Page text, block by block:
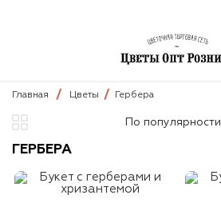
Главная Цветы Гербера
По популярности
ГЕРБЕРА